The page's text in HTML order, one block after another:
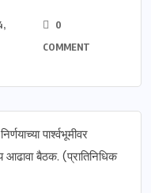
0
COMMENT